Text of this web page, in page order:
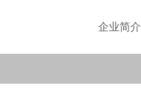
企业简介